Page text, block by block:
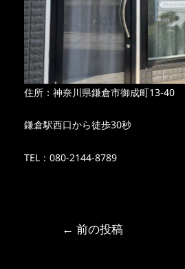
住所：神奈川県鎌倉市御成町13-40
鎌倉駅西口から徒歩30秒
TEL：080-2144-8789
← 前の投稿